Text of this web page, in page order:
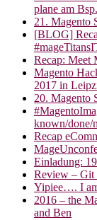
plane am
21. Magento
[BLOG]
Recap: Meet
Magento
2017 in
20. Magento
known/done/
Recap
Einladung:
Review – Git
Yipiee…. I
2016 – the
and Ben